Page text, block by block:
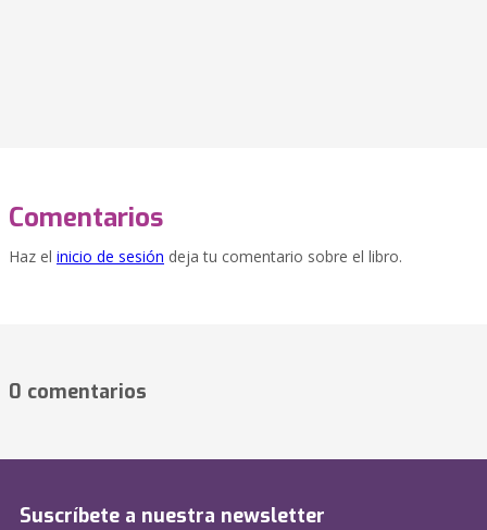
Comentarios
Haz el inicio de sesión deja tu comentario sobre el libro.
0 comentarios
Suscríbete a nuestra newsletter